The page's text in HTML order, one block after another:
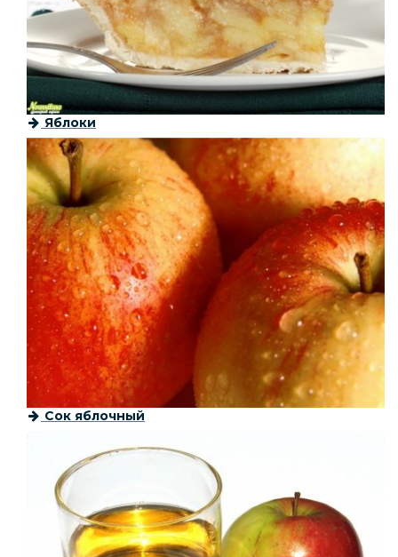
Яблоки
Сок яблочный